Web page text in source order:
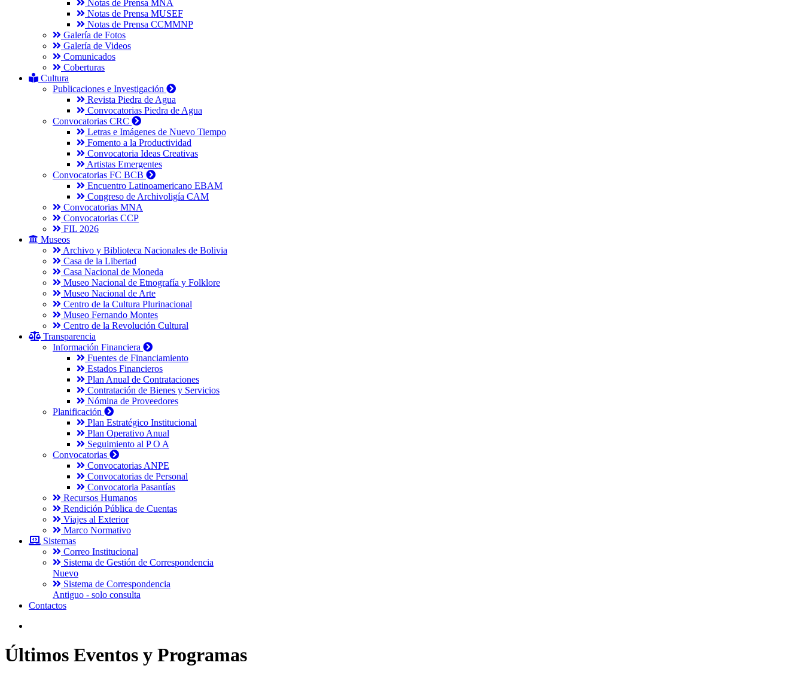
Notas de Prensa MNA
Notas de Prensa MUSEF
Notas de Prensa CCMMNP
Galería de Fotos
Galería de Videos
Comunicados
Coberturas
Cultura
Publicaciones e Investigación
Revista Piedra de Agua
Convocatorias Piedra de Agua
Convocatorias CRC
Letras e Imágenes de Nuevo Tiempo
Fomento a la Productividad
Convocatoria Ideas Creativas
Artistas Emergentes
Convocatorias FC BCB
Encuentro Latinoamericano EBAM
Congreso de Archivoligía CAM
Convocatorias MNA
Convocatorias CCP
FIL 2026
Museos
Archivo y Biblioteca Nacionales de Bolivia
Casa de la Libertad
Casa Nacional de Moneda
Museo Nacional de Etnografía y Folklore
Museo Nacional de Arte
Centro de la Cultura Plurinacional
Museo Fernando Montes
Centro de la Revolución Cultural
Transparencia
Información Financiera
Fuentes de Financiamiento
Estados Financieros
Plan Anual de Contrataciones
Contratación de Bienes y Servicios
Nómina de Proveedores
Planificación
Plan Estratégico Institucional
Plan Operativo Anual
Seguimiento al P O A
Convocatorias
Convocatorias ANPE
Convocatorias de Personal
Convocatoria Pasantías
Recursos Humanos
Rendición Pública de Cuentas
Viajes al Exterior
Marco Normativo
Sistemas
Correo Institucional
Sistema de Gestión de Correspondencia
Nuevo
Sistema de Correspondencia
Antiguo - solo consulta
Contactos
Últimos Eventos y Programas